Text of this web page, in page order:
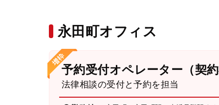
永田町オフィス
予約受付オペレーター（契
法律相談の受付と予約を担当